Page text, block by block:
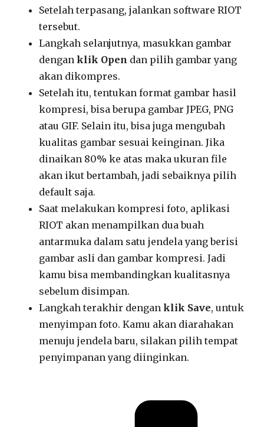
Setelah terpasang, jalankan software RIOT
tersebut.
Langkah selanjutnya, masukkan gambar
denganklik Open dan pilih gambar yang
akan dikompres.
Setelah itu, tentukan format gambar hasil
kompresi, bisa berupa gambar JPEG, PNG
atau GIF. Selain itu, bisa juga mengubah
kualitas gambar sesuai keinginan. Jika
dinaikan 80% ke atas maka ukuran file
akan ikut bertambah, jadi sebaiknya pilih
default saja.
Saat melakukan kompresi foto, aplikasi
RIOT akan menampilkan dua buah
antarmuka dalam satu jendela yang berisi
gambar asli dan gambar kompresi. Jadi
kamu bisa membandingkan kualitasnya
sebelum disimpan.
Langkah terakhir denganklik Save, untuk
menyimpan foto. Kamu akan diarahakan
menuju jendela baru, silakan pilih tempat
penyimpanan yang diinginkan.